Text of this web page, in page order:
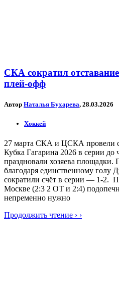
СКА сократил
плей-офф
Автор Наталья Бухарева, 28.03.2026
Хоккей
27 марта СКА и ЦСКА провели
Кубка Гагарина 2026 в серии
праздновали хозяева
благодаря единственному голу
сократили счёт в серии — 1-2.
Москве (2:3 2 ОТ и 2:4)
непременно нужно
Продолжить чтение › ›